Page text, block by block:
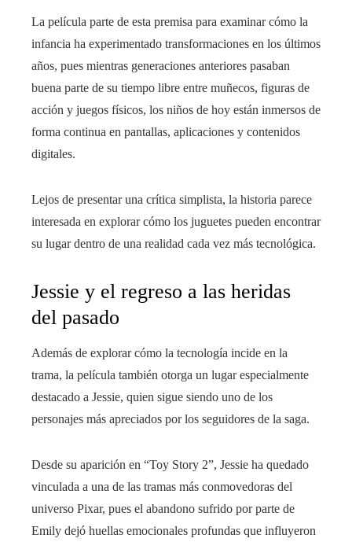
La película parte de esta premisa para examinar cómo la
infancia ha experimentado transformaciones en los últimos
años, pues mientras generaciones anteriores pasaban
buena parte de su tiempo libre entre muñecos, figuras de
acción y juegos físicos, los niños de hoy están inmersos de
forma continua en pantallas, aplicaciones y contenidos
digitales.
Lejos de presentar una crítica simplista, la historia parece
interesada en explorar cómo los juguetes pueden encontrar
su lugar dentro de una realidad cada vez más tecnológica.
Jessie y el regreso a las heridas
del pasado
Además de explorar cómo la tecnología incide en la
trama, la película también otorga un lugar especialmente
destacado a Jessie, quien sigue siendo uno de los
personajes más apreciados por los seguidores de la saga.
Desde su aparición en “Toy Story 2”, Jessie ha quedado
vinculada a una de las tramas más conmovedoras del
universo Pixar, pues el abandono sufrido por parte de
Emily dejó huellas emocionales profundas que influyeron